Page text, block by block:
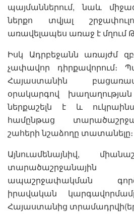
պայմաններում, նաև
ներքո տվյալ
առավելապես առաջ է մղում
Իսկ Ադրբեջանն առայժմ
չափավոր դիրքավորում։
Հայաստանին
օրակարգով
ներքաշելն է և
համընթաց
շահերի նշաձողը տատանելը։
Այնուամենայնիվ,
տարածաշրջանային
ապաշրջափակման
իրավական
Հայաստանից